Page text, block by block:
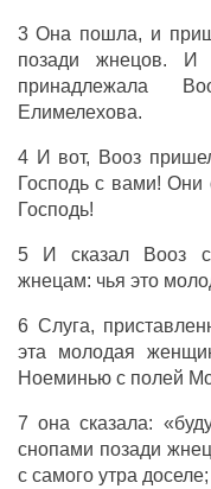
3 Она пошла, и
позади
жнецов. И
принадлежала
Елимелехова.
4 И вот, Вооз
Господьс вами! Они
Господь!
5 Исказал Вооз
жнецам: чья это
6 Слуга,
эта молодая
Ноеминьюс полей
7 онасказала:
снопами позади
с самого утра доселе;